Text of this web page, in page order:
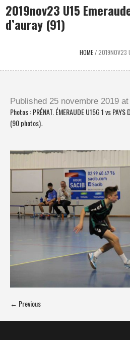
2019nov23 U15
d’auray (91)
HOME/2019NOV23
Published 25 novembre 2019 at
Photos : PRÉNAT. ÉMERAUDE U15G 1 vs
(90 photos).
← Previous